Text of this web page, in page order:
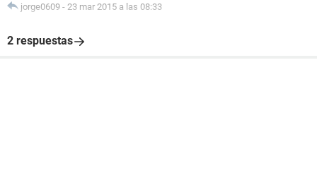
jorge0609 - 23 mar 2015 a las 08:33
2 respuestas